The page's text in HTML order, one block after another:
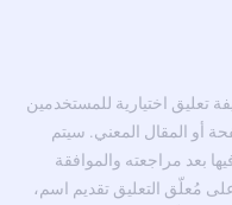
تعليق اختيارية للمستخدمين
أو المقال المعني. سيتم
بعد مراجعته والموافقة
مُعلّق التعليق تقديم اسم،